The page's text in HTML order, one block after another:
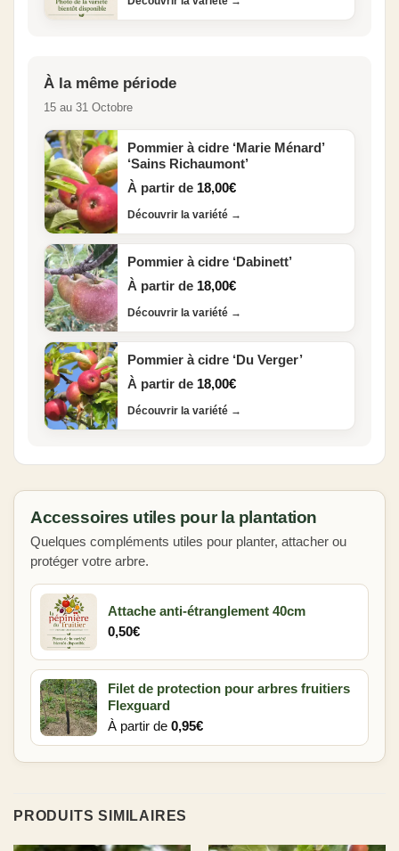
À la même période
15 au 31 Octobre
Pommier à cidre ‘Marie Ménard’
‘Sains Richaumont’
À partir de 18,00€
Découvrir la variété →
Pommier à cidre ‘Dabinett’
À partir de 18,00€
Découvrir la variété →
Pommier à cidre ‘Du Verger’
À partir de 18,00€
Découvrir la variété →
Accessoires utiles pour la plantation
Quelques compléments utiles pour planter, attacher ou
protéger votre arbre.
Attache anti-étranglement 40cm
0,50€
Filet de protection pour arbres fruitiers
Flexguard
À partir de 0,95€
PRODUITS SIMILAIRES